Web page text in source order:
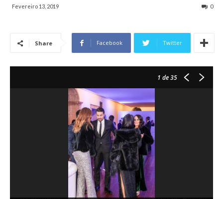
Fevereiro 13, 2019 0
Share Facebook Twitter
1 de 35